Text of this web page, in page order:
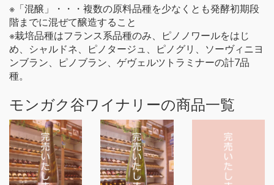
※「混醸」・・・複数の原料品種を少なくとも発酵初期段
階までに混ぜて醸造すること
※栽培品種はフランス系品種のみ、ピノノワールをはじ
め、シャルドネ、ピノタージュ、ピノグリ、ソーヴィニヨ
ンブラン、ピノブラン、ゲヴェルツトラミナーの計7品
種。
モンガク谷ワイナリーの商品一覧